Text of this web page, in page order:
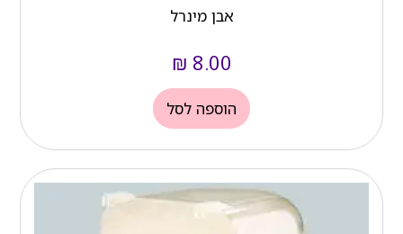
אבן מינרל
₪ 8.00
הוספה לסל